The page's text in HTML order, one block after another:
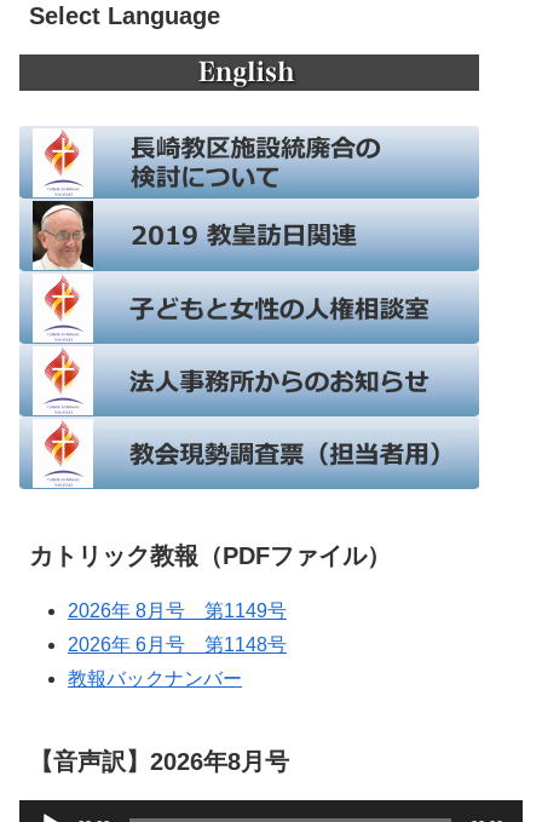
Select Language
カトリック教報（PDFファイル）
2026年 8月号 第1149号
2026年 6月号 第1148号
教報バックナンバー
【音声訳】2026年8月号